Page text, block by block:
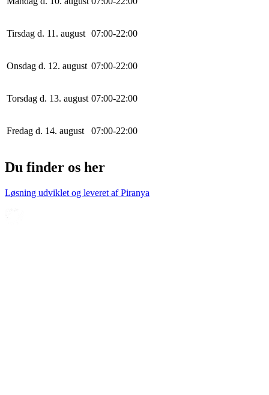
Tirsdag d. 11. august 07:00-22:00
Onsdag d. 12. august 07:00-22:00
Torsdag d. 13. august 07:00-22:00
Fredag d. 14. august 07:00-22:00
Du finder os her
Løsning udviklet og leveret afPiranya